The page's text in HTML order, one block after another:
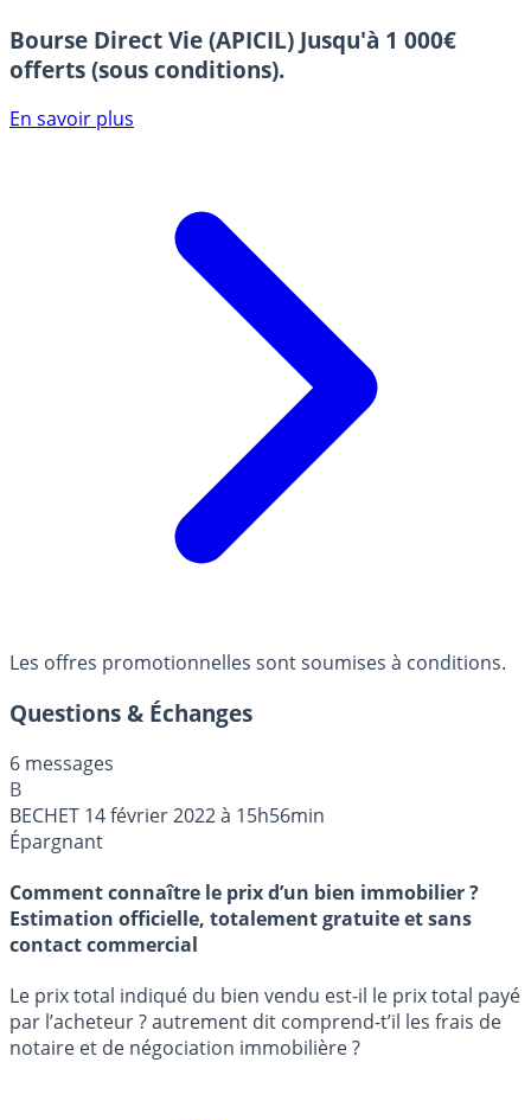
Bourse Direct Vie (APICIL) Jusqu'à 1 000€
offerts (sous conditions).
En savoir plus
Les offres promotionnelles sont soumises à conditions.
Questions & Échanges
6 messages
B
BECHET 14 février 2022 à 15h56min
Épargnant
Comment connaître le prix d’un bien immobilier ?
Estimation officielle, totalement gratuite et sans
contact commercial
Le prix total indiqué du bien vendu est-il le prix total payé
par l’acheteur ? autrement dit comprend-t’il les frais de
notaire et de négociation immobilière ?